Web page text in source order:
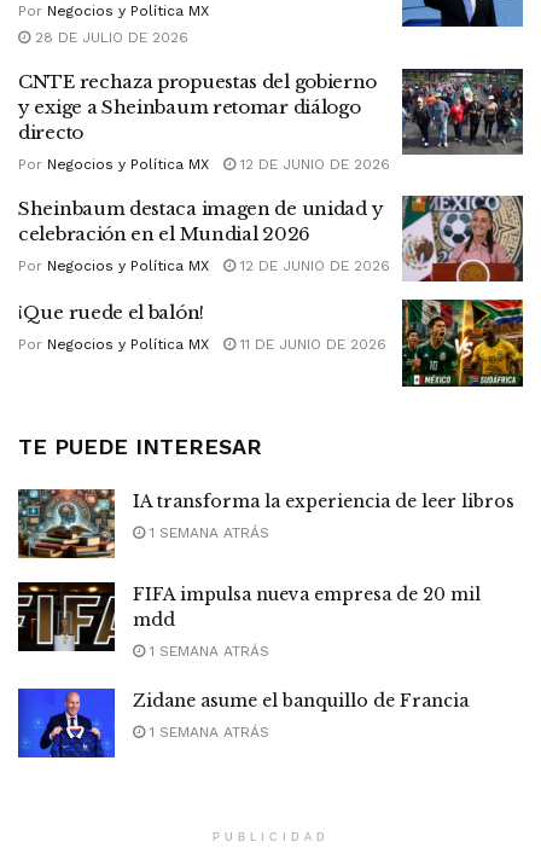
Por Negocios y Política MX
28 DE JULIO DE 2026
CNTE rechaza propuestas del gobierno
y exige a Sheinbaum retomar diálogo
directo
Por Negocios y Política MX 12 DE JUNIO DE 2026
Sheinbaum destaca imagen de unidad y
celebración en el Mundial 2026
Por Negocios y Política MX 12 DE JUNIO DE 2026
¡Que ruede el balón!
Por Negocios y Política MX 11 DE JUNIO DE 2026
TE PUEDE INTERESAR
IA transforma la experiencia de leer libros
1 SEMANA ATRÁS
FIFA impulsa nueva empresa de 20 mil
mdd
1 SEMANA ATRÁS
Zidane asume el banquillo de Francia
1 SEMANA ATRÁS
PUBLICIDAD